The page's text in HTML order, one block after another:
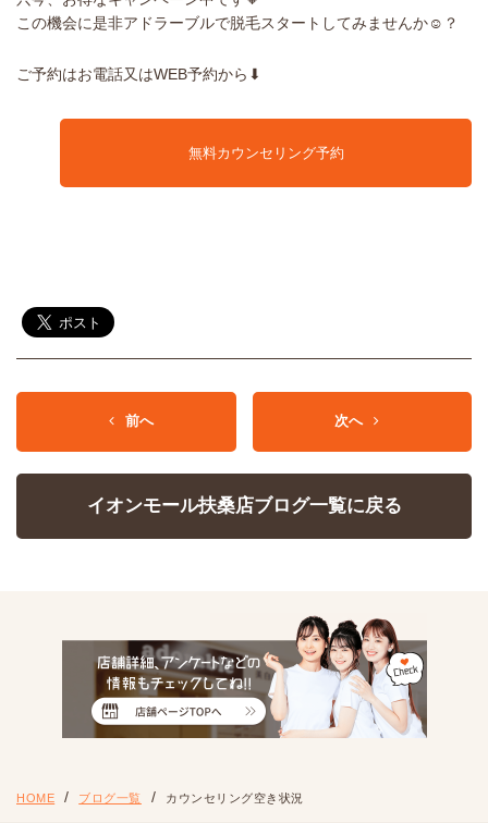
この機会に是非アドラーブルで脱毛スタートしてみませんか☺️？
ご予約はお電話又はWEB予約から⬇︎
無料カウンセリング予約
前へ 次へ
イオンモール扶桑店ブログ一覧に戻る
HOME ブログ一覧 カウンセリング空き状況